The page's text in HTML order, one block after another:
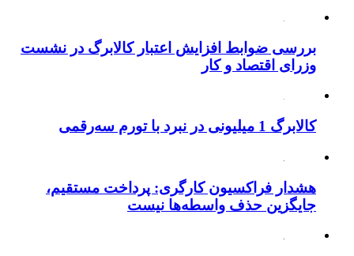
بررسی ضوابط افزایش اعتبار کالابرگ در نشست
وزرای اقتصاد و کار
کالابرگ 1 میلیونی در نبرد با تورم سه‌رقمی
هشدار فراکسیون کارگری: پرداخت مستقیم،
جایگزین حذف واسطه‌ها نیست